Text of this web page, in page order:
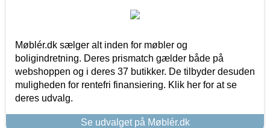
Møblér.dk sælger alt inden for møbler og
boligindretning. Deres prismatch gælder både på
webshoppen og i deres 37 butikker. De tilbyder desuden
muligheden for rentefri finansiering. Klik her for at se
deres udvalg.
Se udvalget på Møblér.dk